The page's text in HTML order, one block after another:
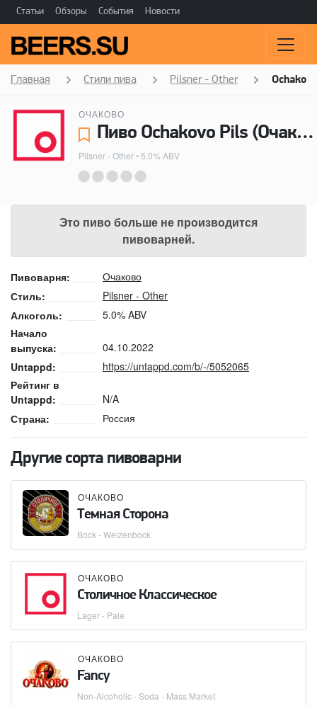
Статьи Обзоры События Новости
Главная Стили пива Pilsner - Other
ОЧАКОВО
Пиво Ochakovo Pils (Очаково Пилс) - Очаково
Pilsner - Other• 5.0% ABV
Это пиво больше не производится
пивоварней.
Пивоварня:
Очаково
Стиль:
Pilsner - Other
Алкоголь:
5.0% ABV
Начало
выпуска:
04.10.2022
Untappd:
https://untappd.com/b/-/5052065
Рейтинг в
Untappd:
N/A
Страна:
Россия
Другие сорта пивоварни
ОЧАКОВО
Темная Cторона
Bock - Weizenbock
ОЧАКОВО
Столичное Классическое
Lager - Pale
ОЧАКОВО
Fancy
Non-Alcoholic - Soda - Mass Market